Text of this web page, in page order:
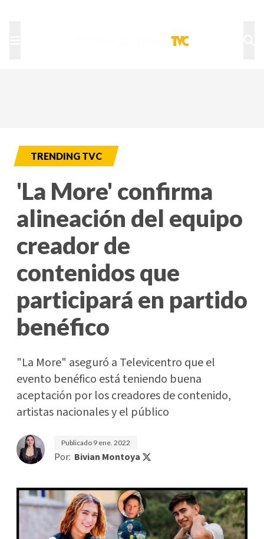
TRENDING TVC
'La More' confirma
alineación del equipo
creador de
contenidos que
participará en partido
benéfico
"La More" aseguró a Televicentro que el
evento benéfico está teniendo buena
aceptación por los creadores de contenido,
artistas nacionales y el público
Publicado 9 ene. 2022
Por: Bivian Montoya